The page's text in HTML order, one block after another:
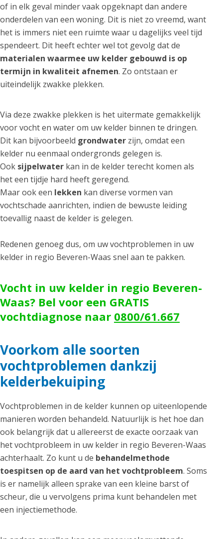
of in elk geval minder vaak opgeknapt dan andere
onderdelen van een woning. Dit is niet zo vreemd, want
het is immers niet een ruimte waar u dagelijks veel tijd
spendeert. Dit heeft echter wel tot gevolg dat de
materialen waarmee uw kelder gebouwd is op
termijn in kwaliteit afnemen. Zo ontstaan er
uiteindelijk zwakke plekken.
Via deze zwakke plekken is het uitermate gemakkelijk
voor vocht en water om uw kelder binnen te dringen.
Dit kan bijvoorbeeld grondwater zijn, omdat een
kelder nu eenmaal ondergronds gelegen is.
Ook sijpelwater kan in de kelder terecht komen als
het een tijdje hard heeft geregend.
Maar ook een lekken kan diverse vormen van
vochtschade aanrichten, indien de bewuste leiding
toevallig naast de kelder is gelegen.
Redenen genoeg dus, om uw vochtproblemen in uw
kelder in regio Beveren-Waas snel aan te pakken.
Vocht in uw kelder in regio Beveren-
Waas? Bel voor een GRATIS
vochtdiagnose naar 0800/61.667
Voorkom alle soorten
vochtproblemen dankzij
kelderbekuiping
Vochtproblemen in de kelder kunnen op uiteenlopende
manieren worden behandeld. Natuurlijk is het hoe dan
ook belangrijk dat u allereerst de exacte oorzaak van
het vochtprobleem in uw kelder in regio Beveren-Waas
achterhaalt. Zo kunt u de behandelmethode
toespitsen op de aard van het vochtprobleem. Soms
is er namelijk alleen sprake van een kleine barst of
scheur, die u vervolgens prima kunt behandelen met
een injectiemethode.